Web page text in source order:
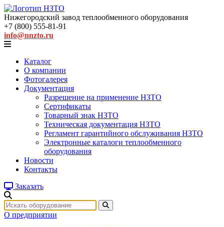
Нижегородский завод теплообменного оборудования
+7 (800) 555-81-91
info@nnzto.ru
Каталог
О компании
Фотогалерея
Документация
Разрешение на применение НЗТО
Сертификаты
Товарный знак НЗТО
Техническая документация НЗТО
Регламент гарантийного обслуживания НЗТО
Электронные каталоги теплообменного
оборудования
Новости
Контакты
Заказать
О предприятии